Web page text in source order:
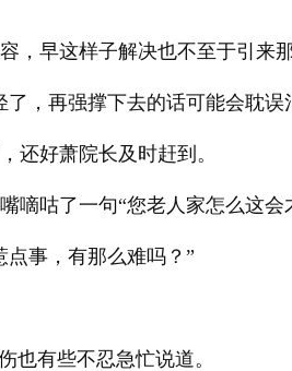
，早这样子解决也不至于引来
，再强撑下去的话可能会耽误
还好萧院长及时赶到。
嘀咕了一句“您老人家怎么这会
事，有那么难吗？”
也有些不忍急忙说道。